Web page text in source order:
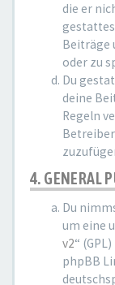
die er
Beiträge
oder zu
Du
deine
Regeln
4. GENERAL
Du
um eine
v2“
phpBB